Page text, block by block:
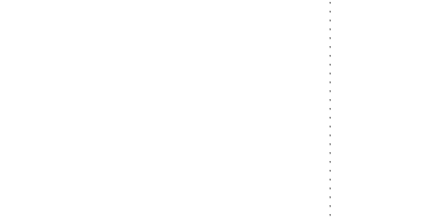
,
,
,
,
,
,
,
,
,
,
,
,
,
,
,
,
,
,
,
,
,
,
,
,